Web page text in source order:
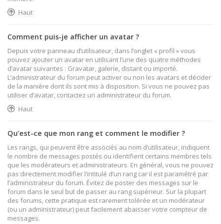
Haut
Comment puis-je afficher un avatar ?
Depuis votre panneau d’utilisateur, dans l’onglet « profil » vous
pouvez ajouter un avatar en utilisant l’une des quatre méthodes
d’avatar suivantes : Gravatar, galerie, distant ou importé.
L’administrateur du forum peut activer ou non les avatars et décider
de la manière dont ils sont mis à disposition. Si vous ne pouvez pas
utiliser d’avatar, contactez un administrateur du forum.
Haut
Qu’est-ce que mon rang et comment le modifier ?
Les rangs, qui peuvent être associés au nom d’utilisateur, indiquent
le nombre de messages postés ou identifient certains membres tels
que les modérateurs et administrateurs. En général, vous ne pouvez
pas directement modifier l’intitulé d’un rang car il est paramétré par
l’administrateur du forum. Évitez de poster des messages sur le
forum dans le seul but de passer au rang supérieur. Sur la plupart
des forums, cette pratique est rarement tolérée et un modérateur
(ou un administrateur) peut facilement abaisser votre compteur de
messages.